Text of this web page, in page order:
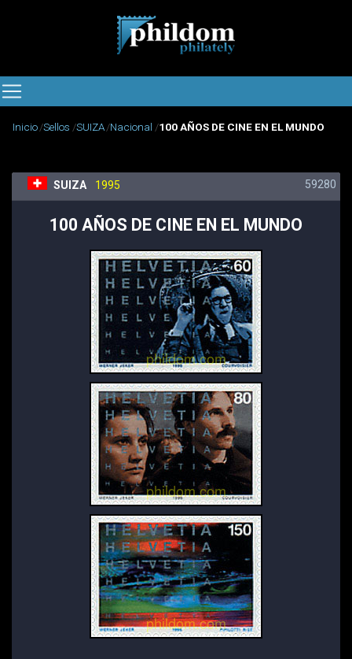
Inicio Sellos SUIZA Nacional 100 AÑOS DE CINE EN EL MUNDO
SUIZA 1995 59280
100 AÑOS DE CINE EN EL MUNDO